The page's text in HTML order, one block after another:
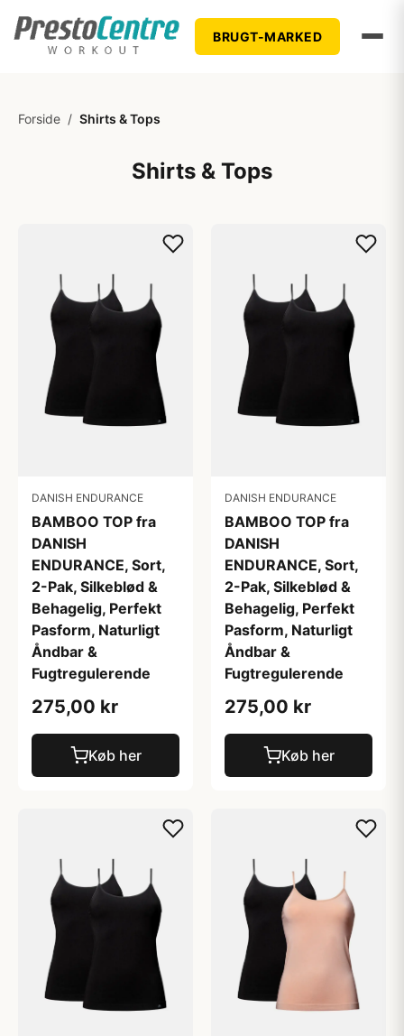
BRUGT-MARKED
Forside / Shirts & Tops
Shirts & Tops
DANISH ENDURANCE
BAMBOO TOP fra
DANISH
ENDURANCE, Sort,
2-Pak, Silkeblød &
Behagelig, Perfekt
Pasform, Naturligt
Åndbar &
Fugtregulerende
275,00 kr
Køb her
DANISH ENDURANCE
BAMBOO TOP fra
DANISH
ENDURANCE, Sort,
2-Pak, Silkeblød &
Behagelig, Perfekt
Pasform, Naturligt
Åndbar &
Fugtregulerende
275,00 kr
Køb her